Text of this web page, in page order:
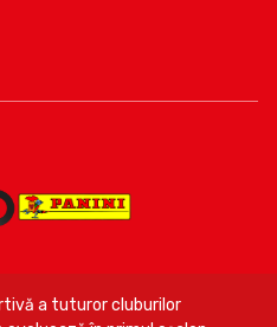
a tuturor cluburilor